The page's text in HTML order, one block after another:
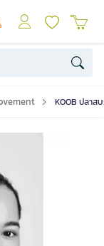
KOOB ปลาส